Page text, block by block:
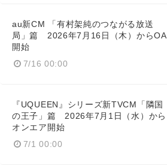
au新CM 「有村架純のつながる放送
局」篇 2026年7月16日（木）からOA
開始
7/16 00:00
『UQUEEN』シリーズ新TVCM「隣国
の王子」篇 2026年7月1日（水）から
オンエア開始
7/1 00:00